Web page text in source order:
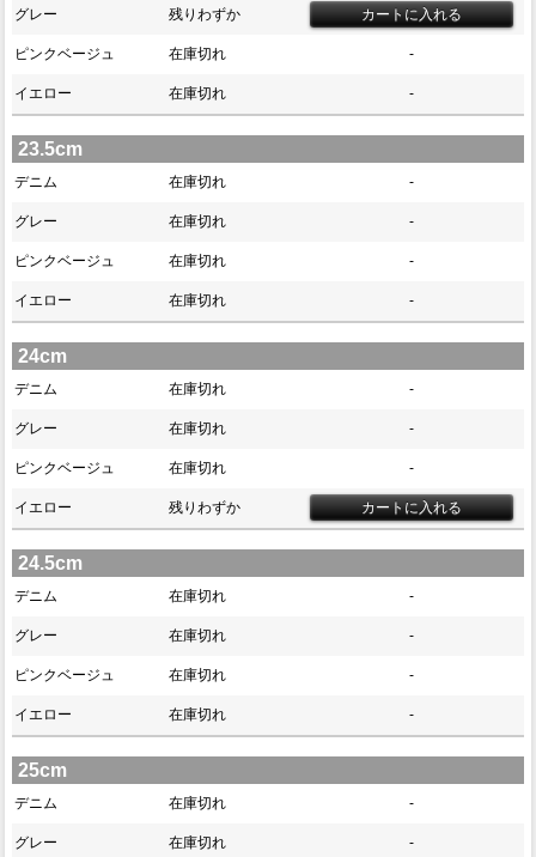
グレー 残りわずか
ピンクベージュ 在庫切れ -
イエロー 在庫切れ -
23.5cm
デニム 在庫切れ -
グレー 在庫切れ -
ピンクベージュ 在庫切れ -
イエロー 在庫切れ -
24cm
デニム 在庫切れ -
グレー 在庫切れ -
ピンクベージュ 在庫切れ -
イエロー 残りわずか
24.5cm
デニム 在庫切れ -
グレー 在庫切れ -
ピンクベージュ 在庫切れ -
イエロー 在庫切れ -
25cm
デニム 在庫切れ -
グレー 在庫切れ -